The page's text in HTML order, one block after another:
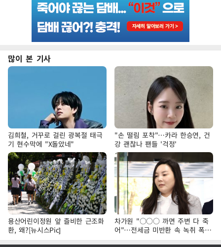
많이 본 기사
김희철, 거꾸로 걸린 광복절 태극
기 현수막에 "X돌았네"
"손 떨림 포착"…카라 한승연, 건
강 괜찮나 팬들 '걱정'
용산어린이정원 앞 즐비한 근조화
환, 왜?[뉴시스Pic]
차가원 "○○○ 까면 주변 다 죽
어"…전세금 미반환 속 녹취 폭로
파장